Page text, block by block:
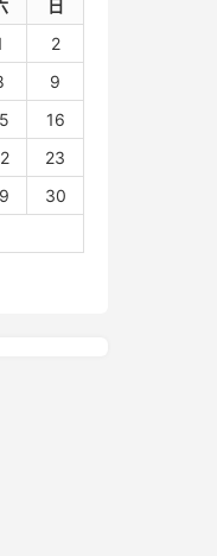
日
2
9
16
23
30